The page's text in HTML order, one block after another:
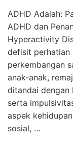
ADHD Adalah:
ADHD dan
Hyperactivity
defisit perhatian
perkembangan
anak-anak,
ditandai dengan
serta
aspek
sosial, …